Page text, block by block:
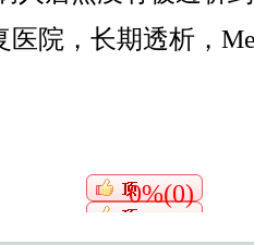
院，长期透析，
0%(0)